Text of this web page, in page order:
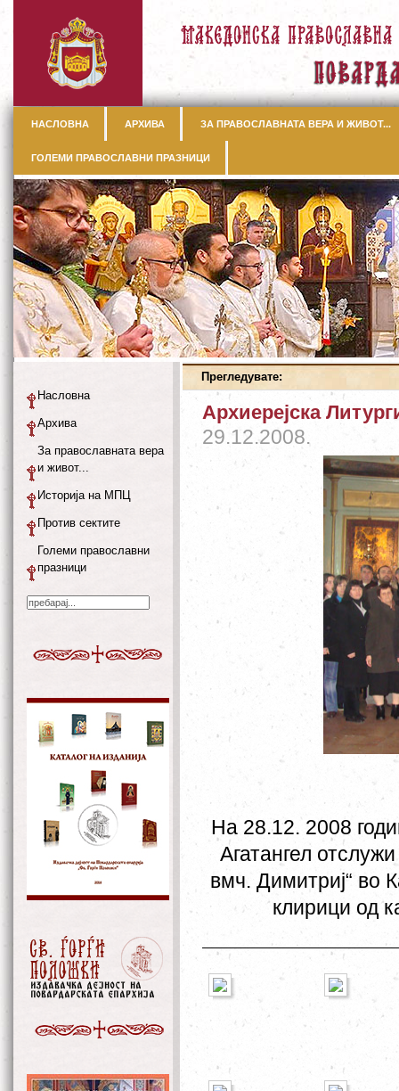
НАСЛОВНА АРХИВА ЗА ПРАВОСЛАВНАТА ВЕРА И ЖИВОТ...
ГОЛЕМИ ПРАВОСЛАВНИ ПРАЗНИЦИ
Прегледувате:
Архиерејска
29.12.2008.
На 28.12. 2008
Агатангел
вмч. Димитриј“ во
клирици од
Насловна
Архива
За православната вера
и живот...
Историја на МПЦ
Против сектите
Големи православни
празници